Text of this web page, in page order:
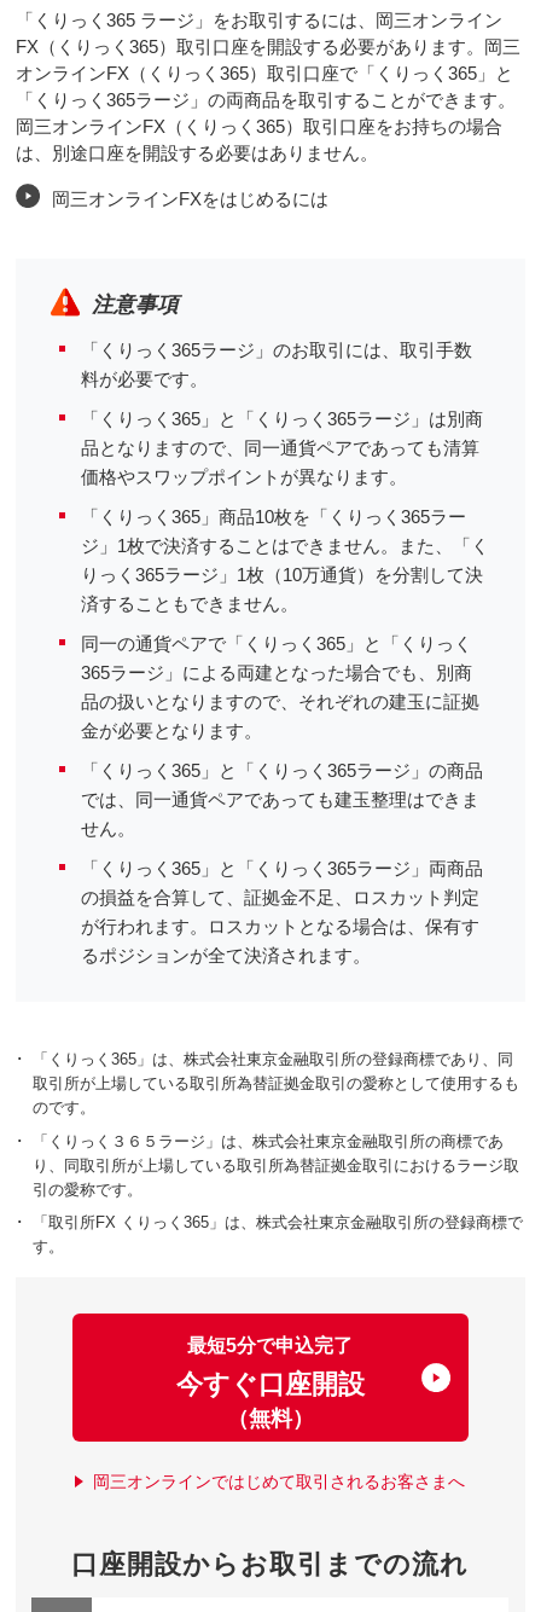
「くりっく365 ラージ」をお取引するには、岡三オンライン
FX（くりっく365）取引口座を開設する必要があります。岡三
オンラインFX（くりっく365）取引口座で「くりっく365」と
「くりっく365ラージ」の両商品を取引することができます。
岡三オンラインFX（くりっく365）取引口座をお持ちの場合
は、別途口座を開設する必要はありません。
岡三オンラインFXをはじめるには
注意事項
「くりっく365ラージ」のお取引には、取引手数
料が必要です。
「くりっく365」と「くりっく365ラージ」は別商
品となりますので、同一通貨ペアであっても清算
価格やスワップポイントが異なります。
「くりっく365」商品10枚を「くりっく365ラー
ジ」1枚で決済することはできません。また、「く
りっく365ラージ」1枚（10万通貨）を分割して決
済することもできません。
同一の通貨ペアで「くりっく365」と「くりっく
365ラージ」による両建となった場合でも、別商
品の扱いとなりますので、それぞれの建玉に証拠
金が必要となります。
「くりっく365」と「くりっく365ラージ」の商品
では、同一通貨ペアであっても建玉整理はできま
せん。
「くりっく365」と「くりっく365ラージ」両商品
の損益を合算して、証拠金不足、ロスカット判定
が行われます。ロスカットとなる場合は、保有す
るポジションが全て決済されます。
･
「くりっく365」は、株式会社東京金融取引所の登録商標であり、同
取引所が上場している取引所為替証拠金取引の愛称として使用するも
のです。
･
「くりっく３６５ラージ」は、株式会社東京金融取引所の商標であ
り、同取引所が上場している取引所為替証拠金取引におけるラージ取
引の愛称です。
･
「取引所FX くりっく365」は、株式会社東京金融取引所の登録商標で
す。
最短5分で申込完了
今すぐ口座開設
（無料）
岡三オンラインではじめて取引されるお客さまへ
口座開設からお取引までの流れ